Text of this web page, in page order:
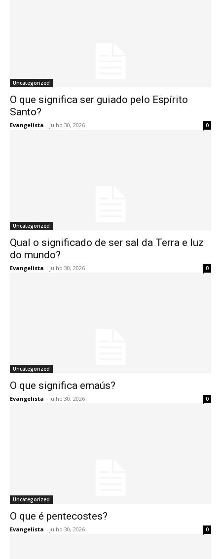
Uncategorized
O que significa ser guiado pelo Espírito
Santo?
Evangelista - julho 30, 2026 0
Uncategorized
Qual o significado de ser sal da Terra e luz
do mundo?
Evangelista - julho 30, 2026 0
Uncategorized
O que significa emaús?
Evangelista - julho 30, 2026 0
Uncategorized
O que é pentecostes?
Evangelista - julho 30, 2026 0